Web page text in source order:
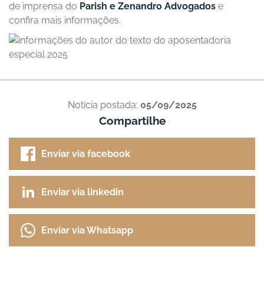
de imprensa do Parish e Zenandro Advogados e
confira mais informações.
Notícia postada: 05/09/2025
Compartilhe
Enviar via facebook
Enviar via linkedin
Enviar via Whatsapp